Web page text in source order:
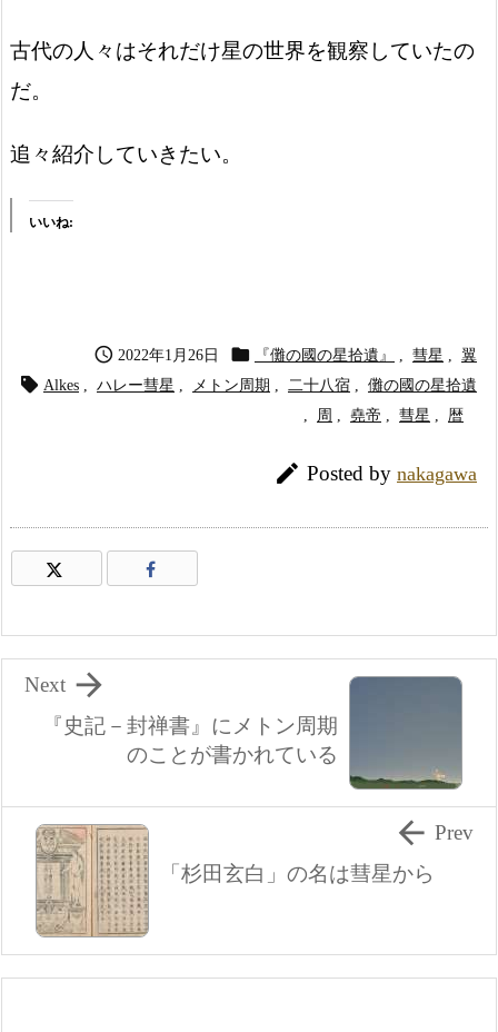
古代の人々はそれだけ星の世界を観察していたの
だ。
追々紹介していきたい。
いいね:
 2022年1月26日  『儺の國の星拾遺』 彗星 翼
 Alkes ハレー彗星 メトン周期 二十八宿
儺の國の星拾遺
周 堯帝 彗星 暦
 Posted by nakagawa
『史記－封禅書』にメトン周期
のことが書かれている

Next
「杉田玄白」の名は彗星から
 Prev